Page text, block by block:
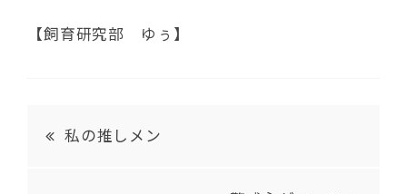
【飼育研究部 ゆぅ】
私の推しメン